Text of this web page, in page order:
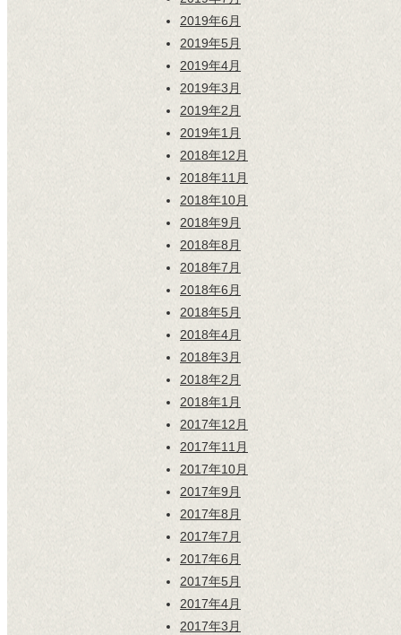
2019年6月
2019年5月
2019年4月
2019年3月
2019年2月
2019年1月
2018年12月
2018年11月
2018年10月
2018年9月
2018年8月
2018年7月
2018年6月
2018年5月
2018年4月
2018年3月
2018年2月
2018年1月
2017年12月
2017年11月
2017年10月
2017年9月
2017年8月
2017年7月
2017年6月
2017年5月
2017年4月
2017年3月